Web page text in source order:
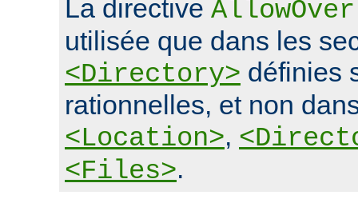
La directive
utilisée que dans les
<Directory> définies
rationnelles, et non
<Location>,
<Files>.